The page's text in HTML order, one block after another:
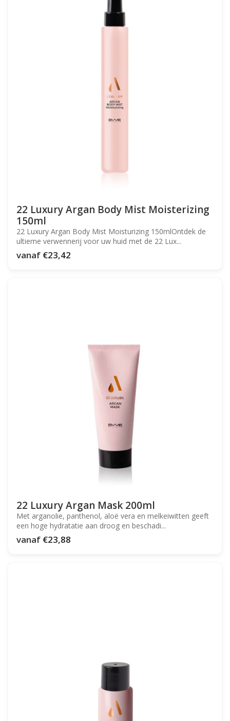
22 Luxury Argan Body Mist Moisterizing
150ml
22 Luxury Argan Body Mist Moisturizing 150mlOntdek de
ultieme verwennerij voor uw huid met de 22 Lux...
vanaf €23,42
22 Luxury Argan Mask 200ml
Met arganolie, panthenol, aloë vera en melkeiwitten geeft
een hoge hydratatie aan droog en beschadi...
vanaf €23,88